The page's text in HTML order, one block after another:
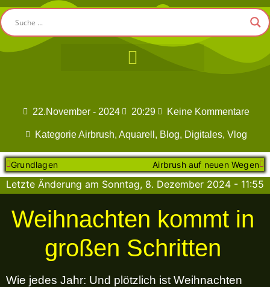
22.November - 2024 20:29 Keine Kommentare
KategorieAirbrush, Aquarell , Blog, Digitales, Vlog
Grundlagen Airbrush auf neuen Wegen
Letzte Änderung am Sonntag, 8. Dezember 2024 - 11:55
Weihnachten kommt in
großen Schritten
Wie jedes Jahr: Und plötzlich ist Weihnachten